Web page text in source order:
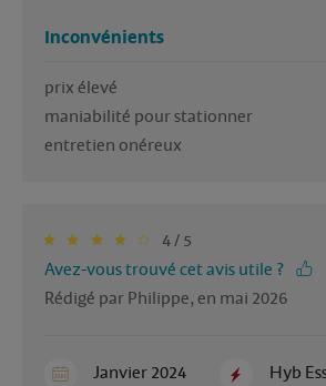
Inconvénients
prix élevé
maniabilité pour stationner
entretien onéreux
4 / 5
Avez-vous trouvé cet avis utile ?
Rédigé par Philippe, en mai 2026
Janvier 2024 Hyb